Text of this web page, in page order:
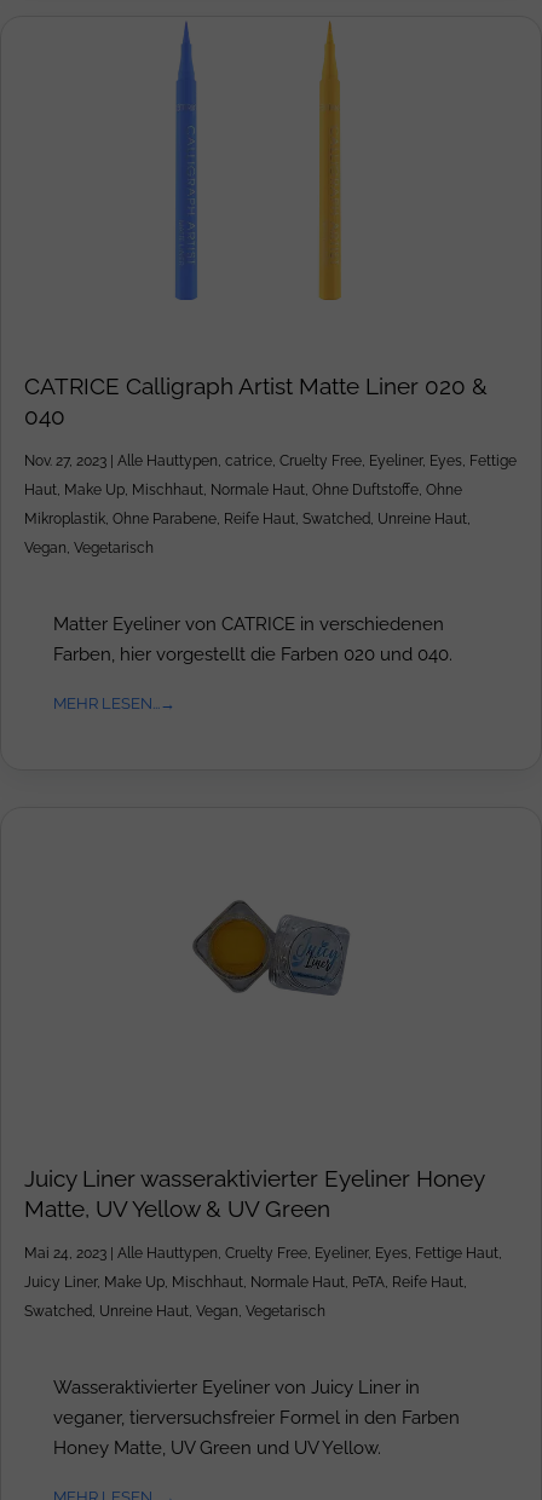
CATRICE Calligraph Artist Matte Liner 020 &
040
Nov. 27, 2023 Alle Hauttypen, catrice, Cruelty Free, Eyeliner, Eyes, Fettige
Haut, Make Up, Mischhaut, Normale Haut, Ohne Duftstoffe, Ohne
Mikroplastik, Ohne Parabene, Reife Haut, Swatched, Unreine Haut,
Vegan, Vegetarisch
Matter Eyeliner von CATRICE in verschiedenen
Farben, hier vorgestellt die Farben 020 und 040.
MEHR LESEN...
Juicy Liner wasseraktivierter Eyeliner Honey
Matte, UV Yellow & UV Green
Mai 24, 2023 | Alle Hauttypen Cruelty Free Eyeliner, Eyes Fettige Haut
Juicy Liner, Make Up Mischhaut Normale Haut PeTA Reife Haut
Swatched Unreine Haut Vegan Vegetarisch
Wasseraktivierter Eyeliner von Juicy Liner in
veganer, tierversuchsfreier Formel in den Farben
Honey Matte, UV Green und UV Yellow.
MEHR LESEN...